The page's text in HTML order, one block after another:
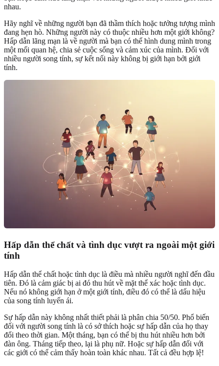
nhau.
Hãy nghĩ về những người bạn đã thầm thích hoặc tưởng tượng mình
đang hẹn hò. Những người này có thuộc nhiều hơn một giới không?
Hấp dẫn lãng mạn là về người mà bạn có thể hình dung mình trong
một mối quan hệ, chia sẻ cuộc sống và cảm xúc của mình. Đối với
nhiều người song tính, sự kết nối này không bị giới hạn bởi giới
tính.
Hấp dẫn thể chất và tình dục vượt ra ngoài một giới
tính
Hấp dẫn thể chất hoặc tình dục là điều mà nhiều người nghĩ đến đầu
tiên. Đó là cảm giác bị ai đó thu hút về mặt thể xác hoặc tình dục.
Nếu nó không giới hạn ở một giới tính, điều đó có thể là dấu hiệu
của song tính luyến ái.
Sự hấp dẫn này không nhất thiết phải là phân chia 50/50. Phổ biến
đối với người song tính là có sở thích hoặc sự hấp dẫn của họ thay
đổi theo thời gian. Một tháng, bạn có thể bị thu hút nhiều hơn bởi
đàn ông. Tháng tiếp theo, lại là phụ nữ. Hoặc sự hấp dẫn đối với
các giới có thể cảm thấy hoàn toàn khác nhau. Tất cả đều hợp lệ!